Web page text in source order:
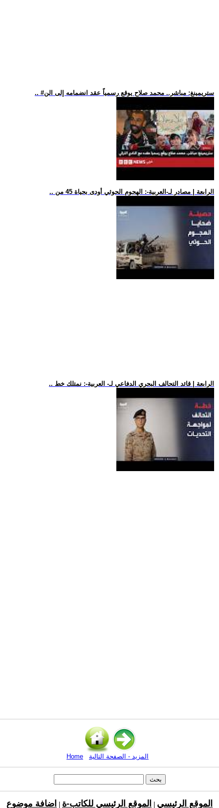
.. #ستريمينغ: مباشر.. محمد صلاح يوقع رسمياً عقد انضمامه إلى الن
.. الرابعة | مصادر لـ-العربية-: الهجوم الحوثي أودى بحياة 45 من
.. الرابعة | قائد التحالف البحري الدفاعي لـ- العربية-: نمتلك خط
Home المزيد - الصفحة التالية
الموقع الرئيسي الموقع الرئيسي للكاتب-ة اضافة موضوع